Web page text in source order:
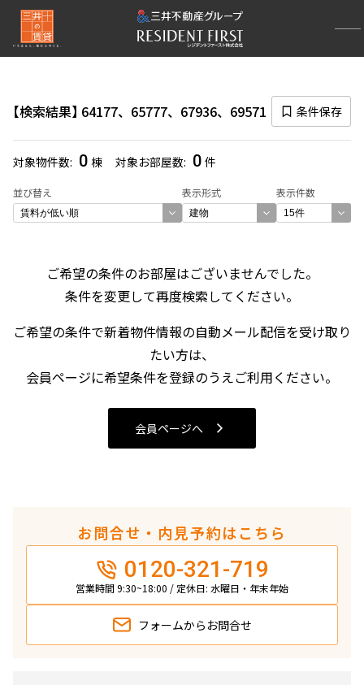
検索結果 64177、65777、67936、69571 条件保存
対象物件数 0 棟 対象お部屋数 0 件
並び替え 表示形式 表示件数
再検索ナビゲーション
賃料
〜
管理費/共益費含む
礼金なし
敷金なし
1R〜1K
1DK〜1LDK
3LDK
4LDK〜
新築
3年以内
10年以内
15年以内
20年以内
30年以内
ご希望の条件のお部屋はございませんでした。
条件を変更して再度検索してください。
ご希望の条件で新着物件情報の自動メール配信を受け取り
たい方は、
会員ページに希望条件を登録のうえご利用ください。
会員ページへ
お問合せ・内見予約はこちら
0120-321-719
営業時間 9:30~18:00 / 定休日: 水曜日・年末年始
フォームから お問合せ